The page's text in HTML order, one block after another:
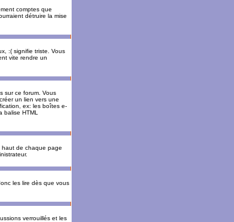
comptes que
détruire la mise
:( signifie triste. Vous
vite rendre un
sur ce forum. Vous
un lien vers une
ex: les boîtes e-
HTML
haut de chaque page
les lire dès que vous
verrouillés et les